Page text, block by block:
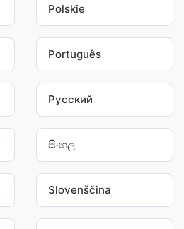
Polskie
Português
Pусский
සිංහල
Slovenščina